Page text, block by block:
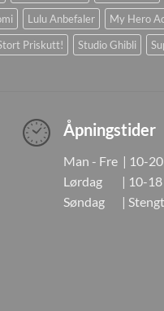
Lulu Anbefaler My Hero
Priskutt! Studio Ghibli
Åpningstider
Man - Fre | 10-20
Lørdag | 10-18
Søndag | Stengt